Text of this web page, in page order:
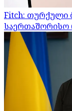
Fitch: თურქული
საერთაშორისო